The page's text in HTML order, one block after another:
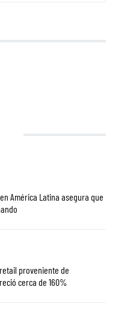
América Latina asegura que
proveniente de
cerca de 160%